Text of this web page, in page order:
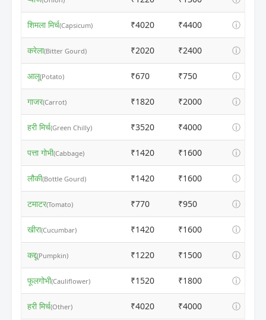
शिमला मिर्च(Capsicum) ₹4020 ₹4400 ⓘ
करेला(Bitter Gourd) ₹2020 ₹2400 ⓘ
आलू(Potato) ₹670 ₹750 ⓘ
गाजर(Carrot) ₹1820 ₹2000 ⓘ
हरी मिर्च(Green Chilly) ₹3520 ₹4000 ⓘ
पत्ता गोभी(Cabbage) ₹1420 ₹1600 ⓘ
लौकी(Bottle Gourd) ₹1420 ₹1600 ⓘ
टमाटर(Tomato) ₹770 ₹950 ⓘ
खीरा(Cucumbar) ₹1420 ₹1600 ⓘ
कद्दू(Pumpkin) ₹1220 ₹1500 ⓘ
फूलगोभी(Cauliflower) ₹1520 ₹1800 ⓘ
हरी मिर्च(Other) ₹4020 ₹4000 ⓘ